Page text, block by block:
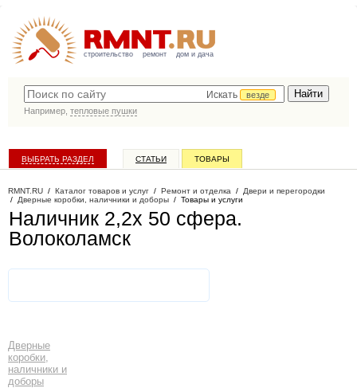
строительство ремонт дом и дача
Искать
везде
Например, тепловые пушки
ВЫБРАТЬ РАЗДЕЛ СТАТЬИ ТОВАРЫ
RMNT.RU / Каталог товаров и услуг / Ремонт и отделка / Двери и перегородки
/ Дверные коробки, наличники и доборы / Товары и услуги
Наличник 2,2х 50 сфера.
Волоколамск
Дверные
коробки,
наличники и
доборы